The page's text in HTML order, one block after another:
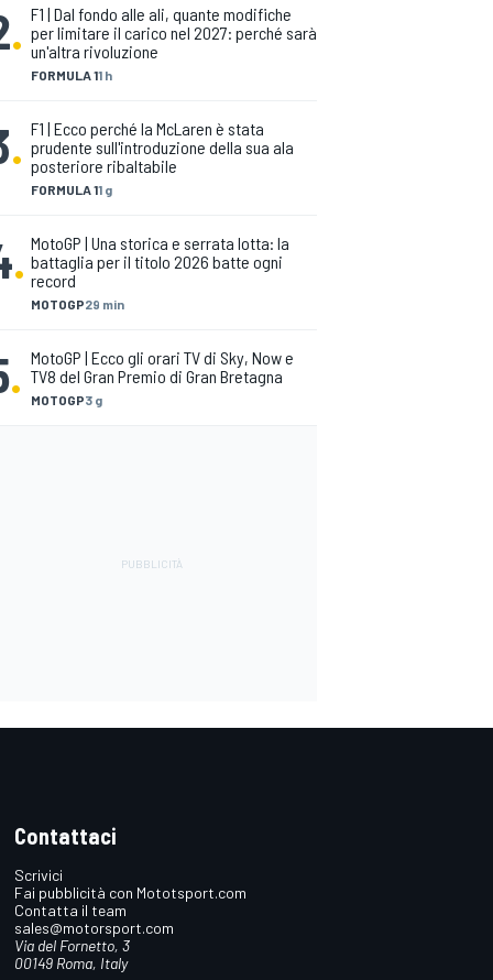
.
FORMULA 11 h
F1 | Dal fondo alle ali, quante modifiche
per limitare il carico nel 2027: perché sarà
un'altra rivoluzione
.
FORMULA 11 g
F1 | Ecco perché la McLaren è stata
prudente sull'introduzione della sua ala
posteriore ribaltabile
.
MOTOGP29 min
MotoGP | Una storica e serrata lotta: la
battaglia per il titolo 2026 batte ogni
record
. MOTOGP3 g
MotoGP | Ecco gli orari TV di Sky, Now e
TV8 del Gran Premio di Gran Bretagna
Contattaci
Scrivici
Fai pubblicità con Mototsport.com
Contatta il team
sales@motorsport.com
Via del Fornetto, 3
00149 Roma, Italy